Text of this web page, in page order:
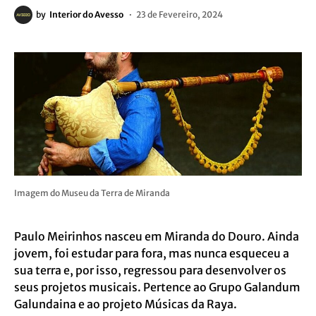
by Interior do Avesso 23 de Fevereiro, 2024
Imagem do Museu da Terra de Miranda
Paulo Meirinhos nasceu em Miranda do Douro. Ainda
jovem, foi estudar para fora, mas nunca esqueceu a
sua terra e, por isso, regressou para desenvolver os
seus projetos musicais. Pertence ao Grupo Galandum
Galundaina e ao projeto Músicas da Raya.